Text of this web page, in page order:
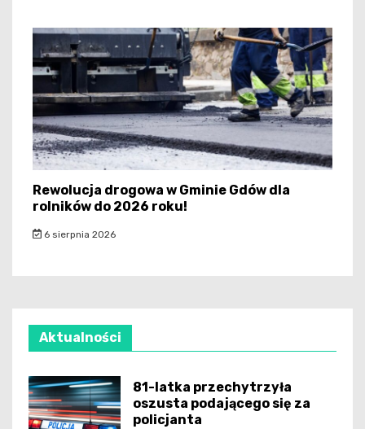
Rewolucja drogowa w Gminie Gdów dla
rolników do 2026 roku!
6 sierpnia 2026
Aktualności
81-latka przechytrzyła
oszusta podającego się za
policjanta